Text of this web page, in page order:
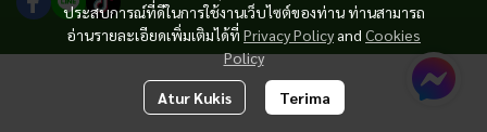
ประสบการณ์ที่ดีในการใช้งานเว็บไซต์ของท่าน ท่านสามารถ
อ่านรายละเอียดเพิ่มเติมได้ที่ Privacy Policy and Cookies
Policy
Atur Kukis Terima